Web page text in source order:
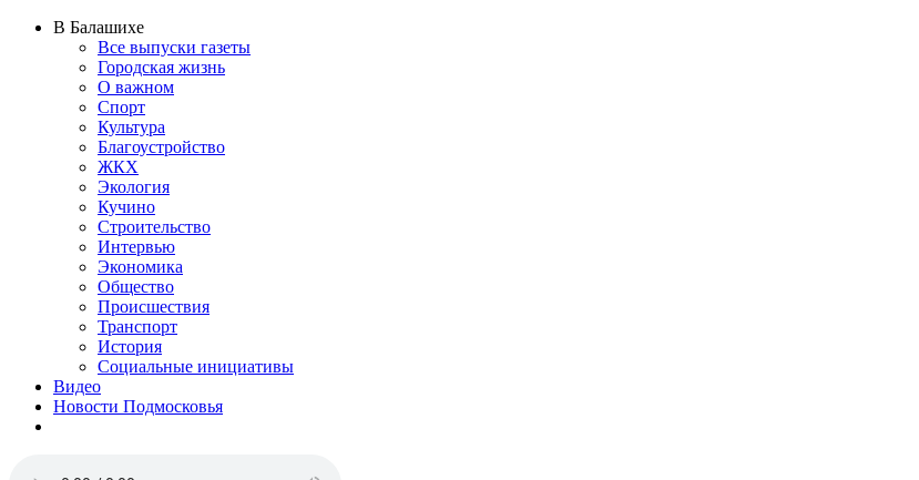
В Балашихе
Все выпуски газеты
Городская жизнь
О важном
Спорт
Культура
Благоустройство
ЖКХ
Экология
Кучино
Строительство
Интервью
Экономика
Общество
Происшествия
Транспорт
История
Социальные инициативы
Видео
Новости Подмосковья